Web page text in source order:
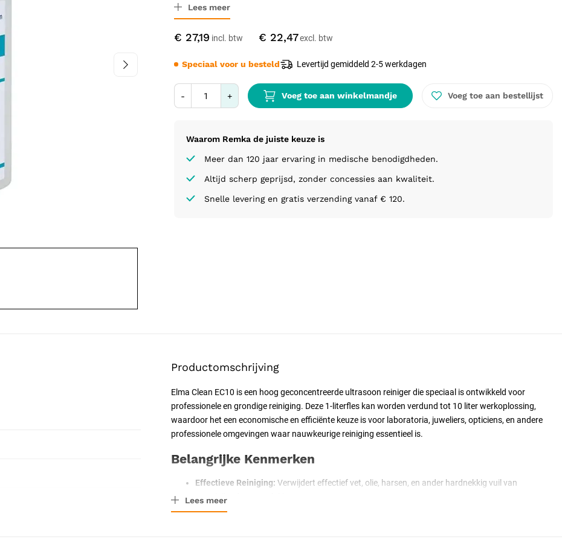
€ 27,19 € 22,47
- + Voeg toe aan winkelmandje Voeg toe aan bestellijst
Waarom Remka de juiste keuze is
Meer dan 120 jaar ervaring in medische benodigdheden.
Altijd scherp geprijsd, zonder concessies aan kwaliteit.
Snelle levering en gratis verzending vanaf € 120.
Speciaal voor u besteld Levertijd gemiddeld 2-5 werkdagen
metaal, glas, kunststof, en keramiek, en zorgt voor grondige reiniging met minimale inspanning.
Lees meer
Productomschrijving
Elma Clean EC10 is een hoog geconcentreerde ultrasoon reiniger die speciaal is ontwikkeld voor
professionele en grondige reiniging. Deze 1-literfles kan worden verdund tot 10 liter werkoplossing,
waardoor het een economische en efficiënte keuze is voor laboratoria, juweliers, opticiens, en andere
professionele omgevingen waar nauwkeurige reiniging essentieel is.
Belangrijke Kenmerken
Effectieve Reiniging: Verwijdert effectief vet, olie, harsen, en ander hardnekkig vuil van
Veelzijdig Toepasbaar:
Lees meer